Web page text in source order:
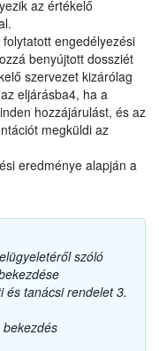
az értékelő
engedélyezési
benyújtott dossziét
szervezet kizárólag
eljárásba4, ha a
hozzájárulást, és az
megküldi az
eredménye alapján a
szóló
és tanácsi rendelet 3.